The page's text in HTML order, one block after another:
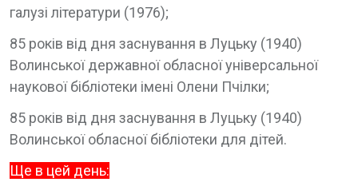
галузі літератури (1976);
85 років від дня заснування в Луцьку (1940)
Волинської державної обласної універсальної
наукової бібліотеки імені Олени Пчілки;
85 років від дня заснування в Луцьку (1940)
Волинської обласної бібліотеки для дітей.
Ще в цей день: